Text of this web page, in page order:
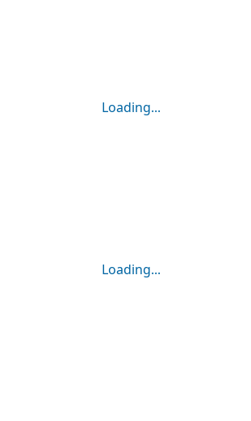
Loading...
Loading...